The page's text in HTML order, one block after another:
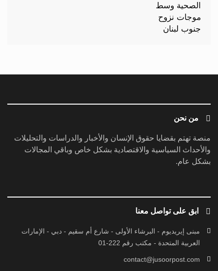
من نحن
منصة تهتم بقضايا حقوق الإنسان والأخبار والدراسات والتحليلات
والأحداث السياسية والاقتصادية بشكل خاص وباقي المجالات
بشكل عام.
ابق على تواصل معنا
مبنى إيريديوم - البرشاء الأولى - شارع أم سقيم - دبي - الإمارات
العربية المتحدة - مكتب رقم 222-01
contact@jusoorpost.com